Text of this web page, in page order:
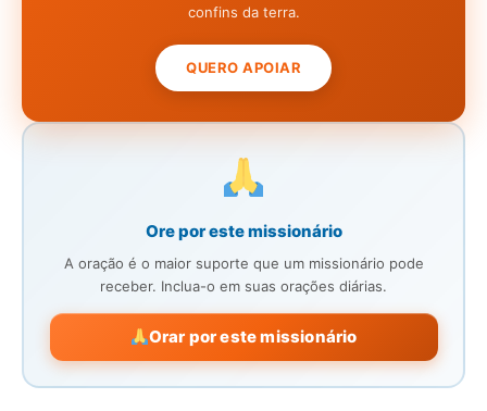
confins da terra.
QUERO APOIAR
Ore por este missionário
A oração é o maior suporte que um missionário pode
receber. Inclua-o em suas orações diárias.
Orar por este missionário